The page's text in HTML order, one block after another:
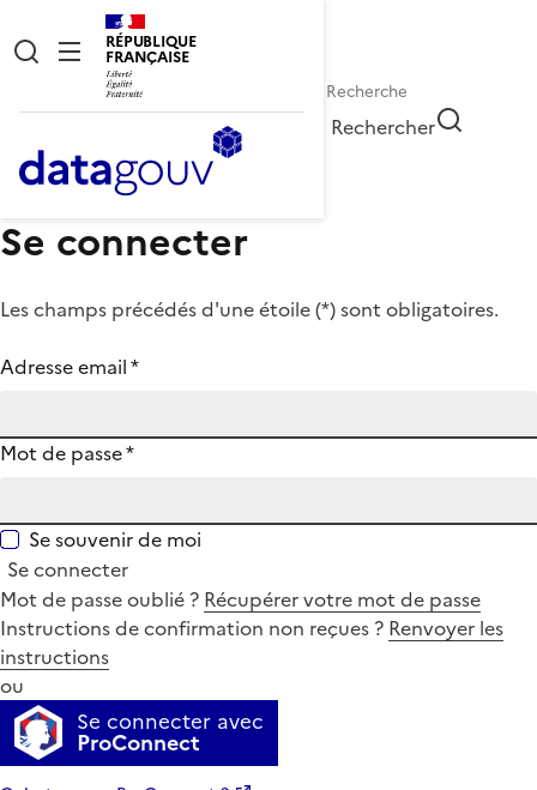
RÉPUBLIQUE
FRANÇAISE
Rechercher
Se connecter
Les champs précédés d'une étoile (*) sont obligatoires.
Adresse email*
Mot de passe*
Se souvenir de moi
Se connecter
Mot de passe oublié ? Récupérer votre mot de passe
Instructions de confirmation non reçues ? Renvoyer les
instructions
ou
Se connecter avec
ProConnect